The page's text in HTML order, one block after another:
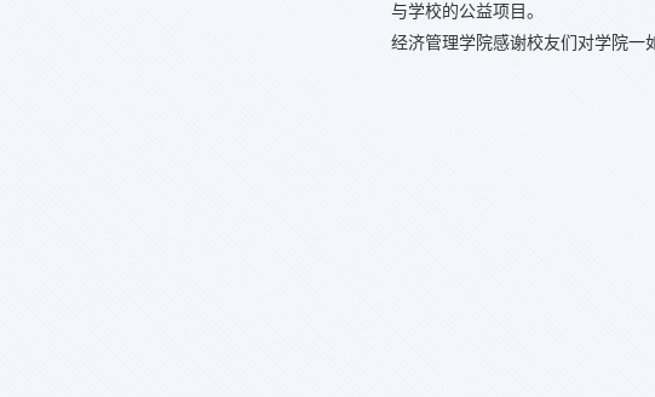
与学校的公益项目。
经济管理学院感谢校友们对学院一